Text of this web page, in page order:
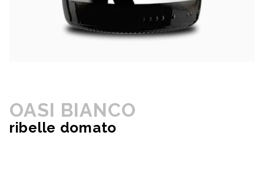
OASI BIANCO
ribelle domato